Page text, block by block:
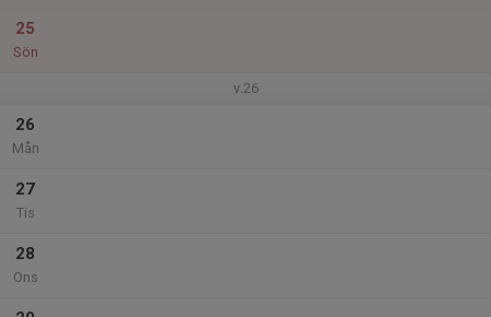
25
Sön
v.26
26
Mån
27
Tis
28
Ons